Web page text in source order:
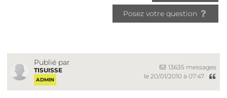
Posez votre question
Publié par
TISUISSE
ADMIN
13635 messages
le 20/01/2010 à 07:47